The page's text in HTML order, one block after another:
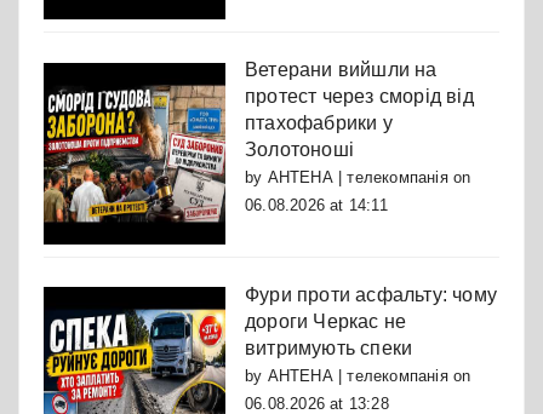
Ветерани вийшли на
протест через сморід від
птахофабрики у
Золотоноші
by АНТЕНА | телекомпаніяon
06.08.2026 at 14:11
Фури проти асфальту: чому
дороги Черкас не
витримують спеки
by АНТЕНА | телекомпаніяon
06.08.2026 at 13:28